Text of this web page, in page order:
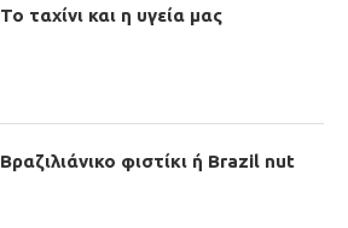
Το ταχίνι και η υγεία μας
Βραζιλιάνικο φιστίκι ή Brazil nut